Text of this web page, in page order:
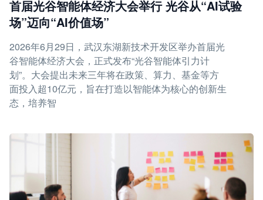
首届光谷智能体经济大会举行 光谷从“AI试验
场”迈向“AI价值场”
2026年6月29日，武汉东湖新技术开发区举办首届光
谷智能体经济大会，正式发布“光谷智能体引力计
划”。大会提出未来三年将在政策、算力、基金等方
面投入超10亿元，旨在打造以智能体为核心的创新生
态，培养智